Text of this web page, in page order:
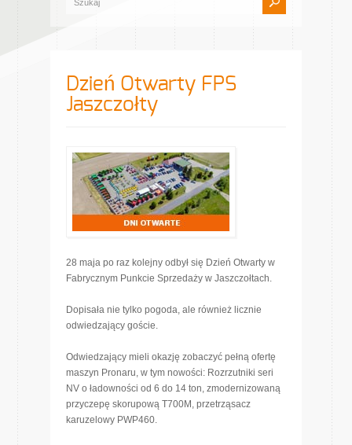
Dzień Otwarty FPS
Jaszczołty
28 maja po raz kolejny odbył się Dzień Otwarty w
Fabrycznym Punkcie Sprzedaży w Jaszczołtach.
Dopisała nie tylko pogoda, ale również licznie
odwiedzający goście.
Odwiedzający mieli okazję zobaczyć pełną ofertę
maszyn Pronaru, w tym nowości: Rozrzutniki seri
NV o ładowności od 6 do 14 ton, zmodernizowaną
przyczepę skorupową T700M, przetrząsacz
karuzelowy PWP460.